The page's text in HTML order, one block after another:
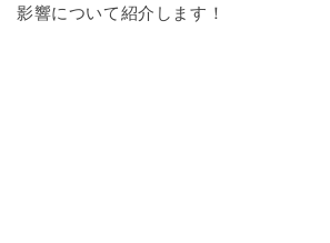
影響について紹介します！